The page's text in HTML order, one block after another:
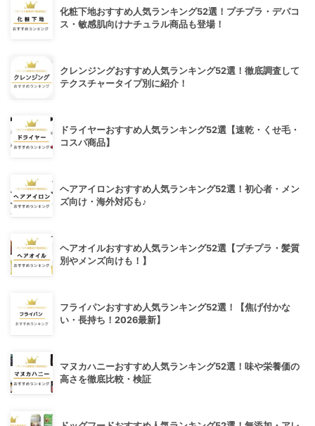
化粧下地おすすめ人気ランキング52選！プチプラ・デパコ
ス・敏感肌向けナチュラル商品も登場！
クレンジングおすすめ人気ランキング52選！徹底調査して
テクスチャータイプ別に紹介！
ドライヤーおすすめ人気ランキング52選【速乾・くせ毛・
コスパ商品】
ヘアアイロンおすすめ人気ランキング52選！初心者・メン
ズ向け・海外対応も♪
ヘアオイルおすすめ人気ランキング52選【プチプラ・髪質
別やメンズ向けも！】
フライパンおすすめ人気ランキング52選！【焦げ付かな
い・長持ち！2026最新】
マヌカハニーおすすめ人気ランキング52選！味や栄養価の
高さを徹底比較・検証